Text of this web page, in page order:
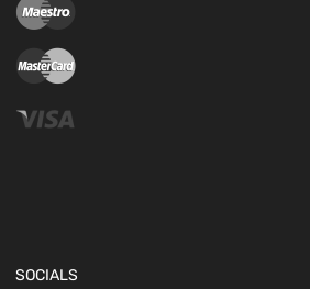
SOCIALS